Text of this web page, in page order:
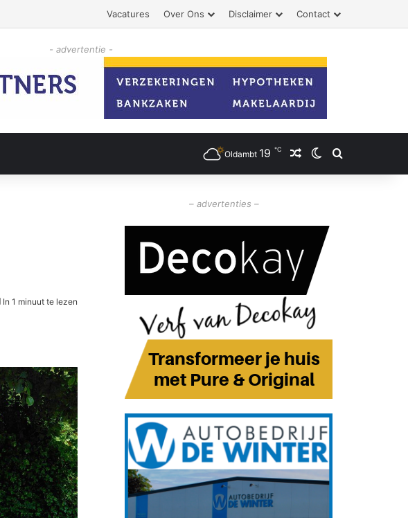
Vacatures Over Ons Disclaimer Contact
- advertentie -
Oldambt 19 ℃ Willekeurig artikel
Switch skin
Zoeken
In 1 minuut te lezen
– advertenties –